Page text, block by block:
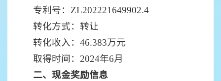
专利号：ZL202221649902.4
转化方式：转让
转化收入：46.383万元
取得时间：2024年6月
二、现金奖励信息